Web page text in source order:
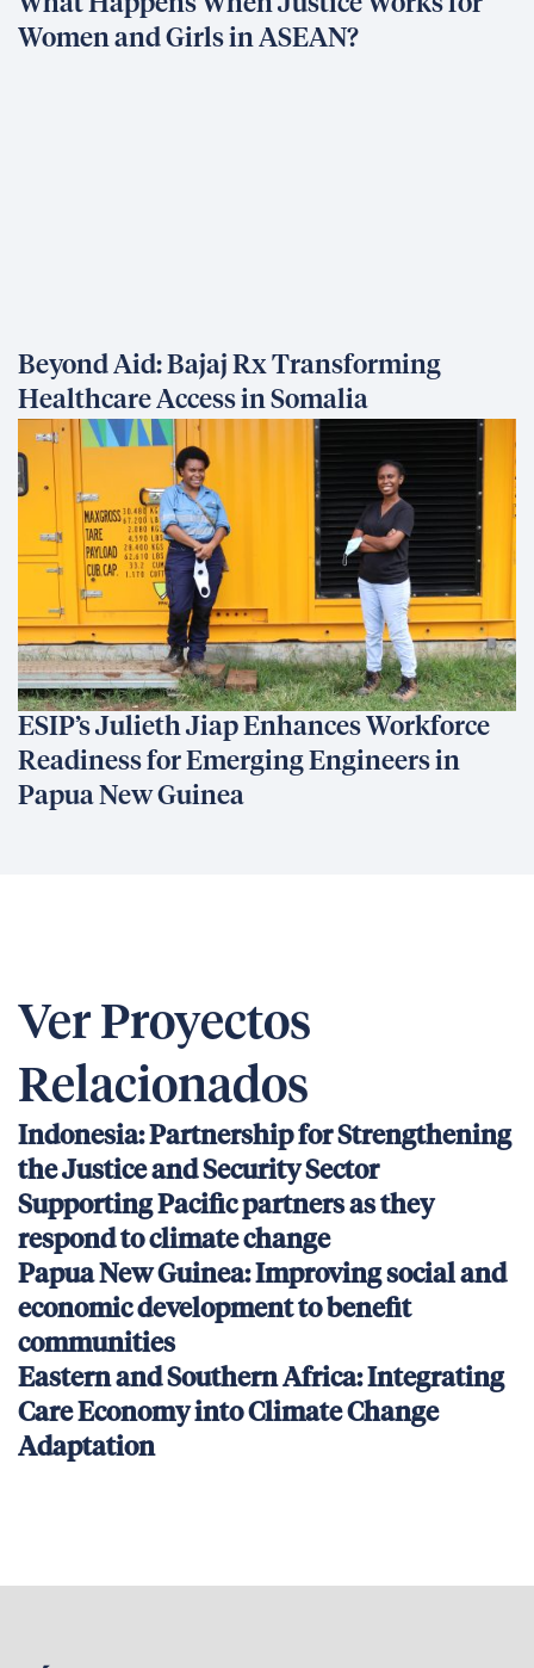
Women and Girls in ASEAN?
Beyond Aid: Bajaj Rx Transforming
Healthcare Access in Somalia
ESIP’s Julieth Jiap Enhances Workforce
Readiness for Emerging Engineers in
Papua New Guinea
Ver Proyectos
Relacionados
Indonesia: Partnership for Strengthening
the Justice and Security Sector
Supporting Pacific partners as they
respond to climate change
Papua New Guinea: Improving social and
economic development to benefit
communities
Eastern and Southern Africa: Integrating
Care Economy into Climate Change
Adaptation